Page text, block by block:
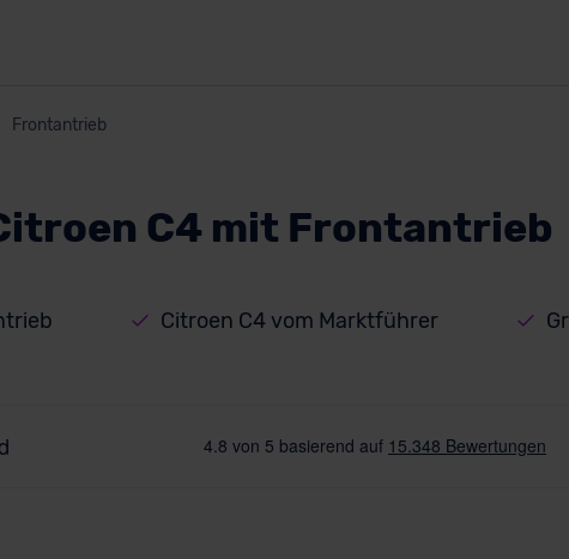
Frontantrieb
C4 mit Frontantrieb
Citroen C4 vom Marktführer